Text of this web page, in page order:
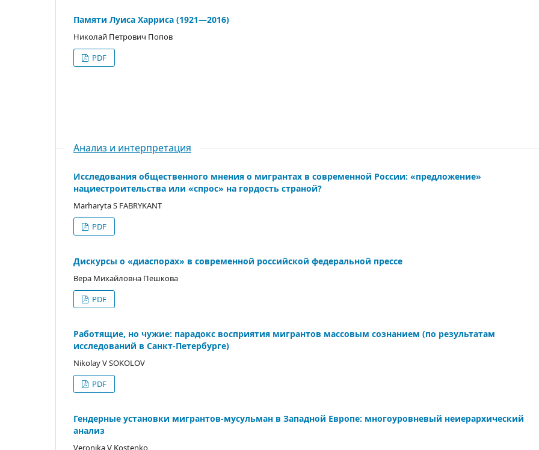
Памяти Луиса Харриса (1921—2016)
Николай Петрович Попов
PDF
Анализ и интерпретация
Исследования общественного мнения о мигрантах в современной России: «предложение»
нациестроительства или «спрос» на гордость страной?
Marharyta S FABRYKANT
PDF
Дискурсы о «диаспорах» в современной российской федеральной прессе
Вера Михайловна Пешкова
PDF
Работящие, но чужие: парадокс восприятия мигрантов массовым сознанием (по результатам
исследований в Санкт-Петербурге)
Nikolay V SOKOLOV
PDF
Гендерные установки мигрантов-мусульман в Западной Европе: многоуровневый неиерархический
анализ
Veronika V Kostenko